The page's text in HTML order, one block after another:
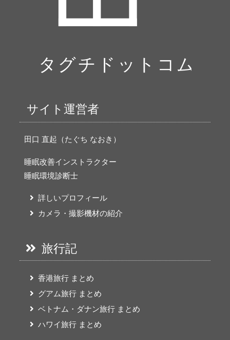
サイト運営者
田口 直起（たぐち なおき）
睡眠改善インストラクター
睡眠環境診断士
詳しいプロフィール
カメラ・撮影機材の紹介
旅行記
香港旅行 まとめ
グアム旅行 まとめ
ベトナム・ダナン旅行 まとめ
ハワイ旅行 まとめ